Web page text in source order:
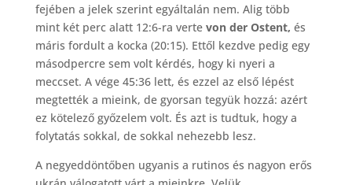
fejében a jelek szerint egyáltalán nem. Alig több
mint két perc alatt 12:6-ra verte von der Ostent, és
máris fordult a kocka (20:15). Ettől kezdve pedig egy
másodpercre sem volt kérdés, hogy ki nyeri a
meccset. A vége 45:36 lett, és ezzel az első lépést
megtették a mieink, de gyorsan tegyük hozzá: azért
ez kötelező győzelem volt. És azt is tudtuk, hogy a
folytatás sokkal, de sokkal nehezebb lesz.
A negyeddöntőben ugyanis a rutinos és nagyon erős